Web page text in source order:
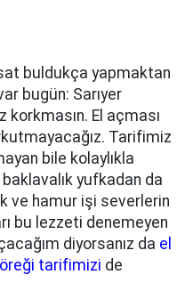
buldukça yapmaktan
bugün: Sarıyer
korkmasın. El açması
Tarifimiz
bile kolaylıkla
yufkadan da
ve hamur işi severlerin
bu lezzeti denemeyen
diyorsanız da el
tarifimizi de